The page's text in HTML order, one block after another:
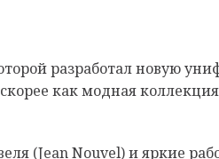
разработал новую
как модная
(Jean Nouvel) и яркие